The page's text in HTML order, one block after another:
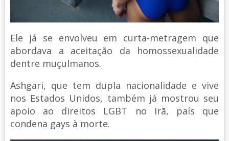
Ele já se envolveu em curta-metragem que
abordava a aceitação da homossexualidade
dentre muçulmanos.
Ashgari, que tem dupla nacionalidade e vive
nos Estados Unidos, também já mostrou seu
apoio ao direitos LGBT no Irã, país que
condena gays à morte.